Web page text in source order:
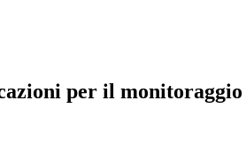
per il